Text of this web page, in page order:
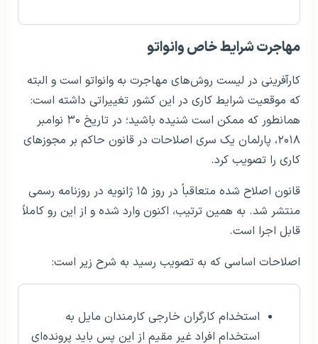
مهاجرت شرایط خاص وانواتو
کارآفرینی در لیست روش‌های مهاجرت به وانواتو است و البته
که موقعیت شرایط کاری در این کشور تغییراتی داشته است:
همانطور که ممکن است شنیده باشید؛ در تاریخ ۳۰ نوامبر
۲۰۱۸، پارلمان یک سری اصلاحات در قانون حاکم بر مجوزهای
کاری را تصویب کرد.
قانون اصلاح شده متعاقباً در روز ۱۵ ژانویه در روزنامه رسمی
منتشر شد. به همین ترتیب، اکنون وارد شده و از این رو کاملاً
قابل اجرا است.
اصلاحات اساسی که به تصویب رسید به شرح زیر است:
استخدام کارگران خارجی کارمندان مایل به
استخدام افراد غیر مقیم از این پس باید پرونده‌ای